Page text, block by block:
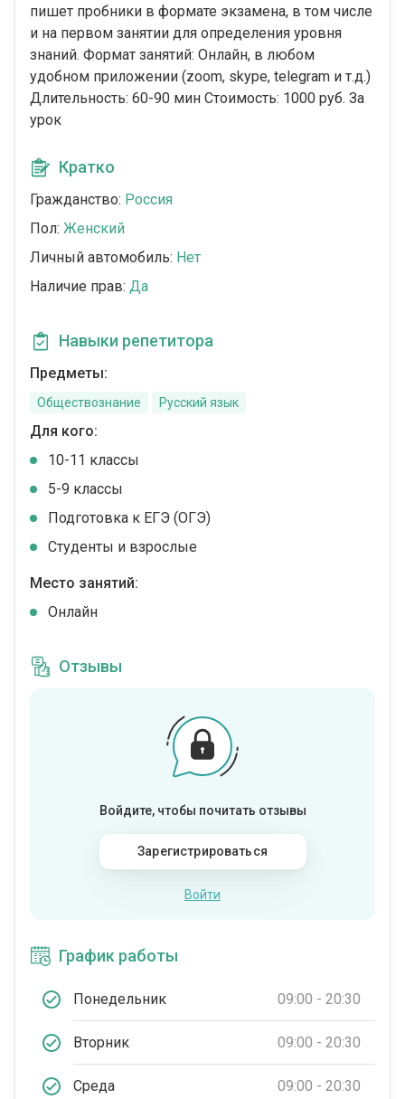
пишет пробники в формате экзамена, в том числе
и на первом занятии для определения уровня
знаний. Формат занятий: Онлайн, в любом
удобном приложении (zoom, skype, telegram и т.д.)
Длительность: 60-90 мин Стоимость: 1000 руб. За
урок
Кратко
Гражданство: Россия
Пол: Женский
Личный автомобиль: Нет
Наличие прав: Да
Навыки репетитора
Предметы:
Обществознание Русский язык
Для кого:
10-11 классы
5-9 классы
Подготовка к ЕГЭ (ОГЭ)
Студенты и взрослые
Место занятий:
Онлайн
Отзывы
Войдите, чтобы почитать отзывы
Зарегистрироваться
Войти
График работы
Понедельник 09:00 - 20:30
Вторник 09:00 - 20:30
Среда 09:00 - 20:30